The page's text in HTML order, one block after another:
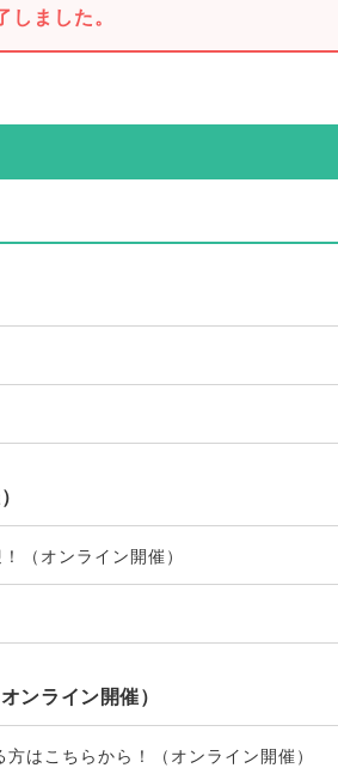
ました。
（ オンライン開催）
ンライン開催）
はこちらから！ （ オンライン開催）